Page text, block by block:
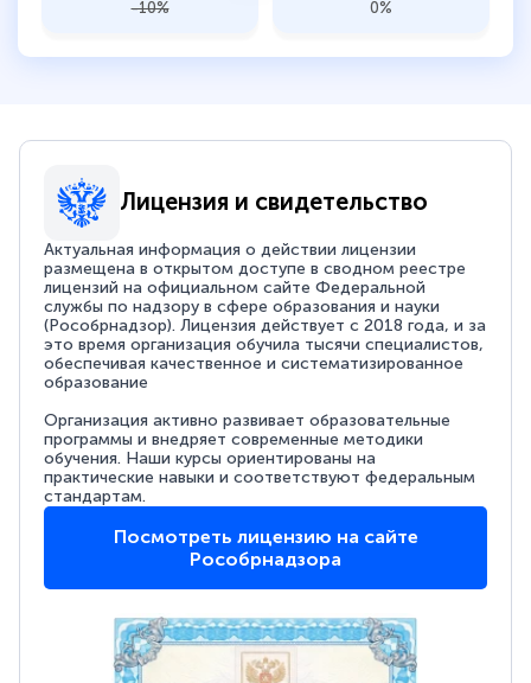
-10% 0%
Лицензия и свидетельство
Актуальная информация о действии лицензии
размещена в открытом доступе в сводном реестре
лицензий на официальном сайте Федеральной
службы по надзору в сфере образования и науки
(Рособрнадзор). Лицензия действует с 2018 года, и за
это время организация обучила тысячи специалистов,
обеспечивая качественное и систематизированное
образование
Организация активно развивает образовательные
программы и внедряет современные методики
обучения. Наши курсы ориентированы на
практические навыки и соответствуют федеральным
стандартам.
Посмотреть лицензию на сайте
Рособрнадзора